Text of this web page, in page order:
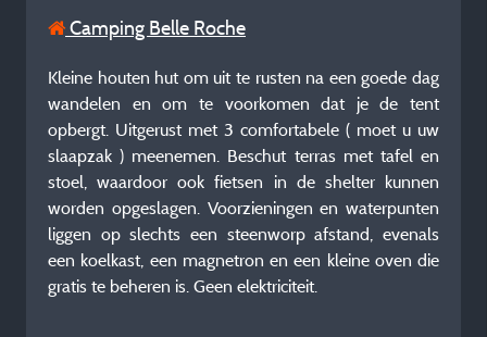
Camping Belle Roche
Kleine houten hut om uit te rusten na een goede dag
wandelen en om te voorkomen dat je de tent
opbergt. Uitgerust met 3 comfortabele ( moet u uw
slaapzak ) meenemen. Beschut terras met tafel en
stoel, waardoor ook fietsen in de shelter kunnen
worden opgeslagen. Voorzieningen en waterpunten
liggen op slechts een steenworp afstand, evenals
een koelkast, een magnetron en een kleine oven die
gratis te beheren is. Geen elektriciteit.